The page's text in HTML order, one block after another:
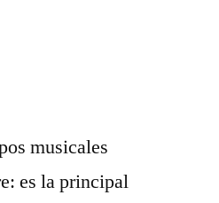
musicales
es la principal